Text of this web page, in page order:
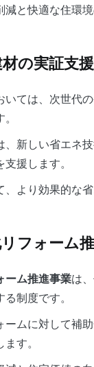
減と快適な住環
の実証支
いては、次世代
、新しい省エネ
援します。
、より効果的な
フォーム
ーム推進事業は
制度です。
ームに対して補
す。